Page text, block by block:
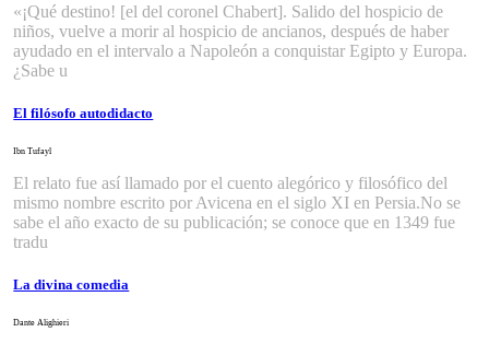
«¡Qué destino! [el del coronel Chabert]. Salido del hospicio de
niños, vuelve a morir al hospicio de ancianos, después de haber
ayudado en el intervalo a Napoleón a conquistar Egipto y Europa.
¿Sabe u
El filósofo autodidacto
Ibn Tufayl
El relato fue así llamado por el cuento alegórico y filosófico del
mismo nombre escrito por Avicena en el siglo XI en Persia.No se
sabe el año exacto de su publicación; se conoce que en 1349 fue
tradu
La divina comedia
Dante Alighieri